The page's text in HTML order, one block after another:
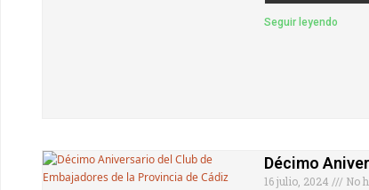
Seguir leyendo
Décimo
16 julio, 2024
No